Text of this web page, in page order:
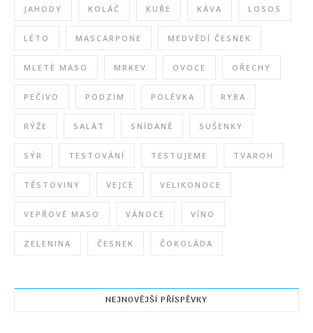
JAHODY KOLÁČ KUŘE KÁVA LOSOS
LÉTO MASCARPONE MEDVĚDÍ ČESNEK
MLETÉ MASO MRKEV OVOCE OŘECHY
PEČIVO PODZIM POLÉVKA RYBA
RÝŽE SALÁT SNÍDANĚ SUŠENKY
SÝR TESTOVÁNÍ TESTUJEME TVAROH
TĚSTOVINY VEJCE VELIKONOCE
VEPŘOVÉ MASO VÁNOCE VÍNO
ZELENINA ČESNEK ČOKOLÁDA
NEJNOVĚJŠÍ PŘÍSPĚVKY